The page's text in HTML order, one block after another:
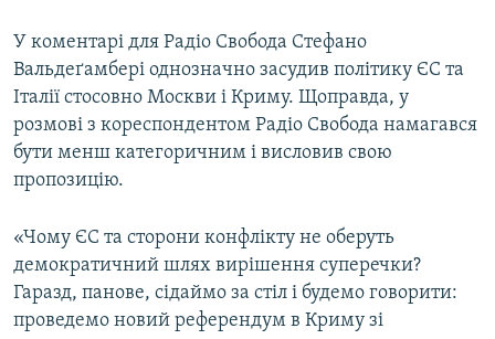
У коментарі для Радіо Свобода Стефано
Вальдеґамбері однозначно засудив політику ЄС та
Італії стосовно Москви і Криму. Щоправда, у
розмові з кореспондентом Радіо Свобода намагався
бути менш категоричним і висловив свою
пропозицію.
«Чому ЄС та сторони конфлікту не оберуть
демократичний шлях вирішення суперечки?
Гаразд, панове, сідаймо за стіл і будемо говорити:
проведемо новий референдум в Криму зі